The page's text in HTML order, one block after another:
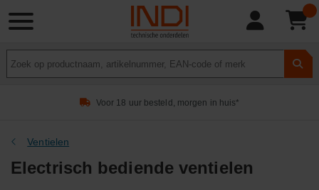
Voor 18 uur besteld, morgen in huis*
Ventielen
Electrisch bediende ventielen